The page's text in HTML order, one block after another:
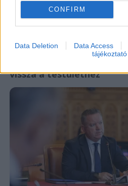
CONFIRM
Data Deletion Data Access
tájékoztató
Ajánljuk még
BELFÖLD 2026. augusztus 7.
Pósfai Gábor: közel 900
vissza a testülethez